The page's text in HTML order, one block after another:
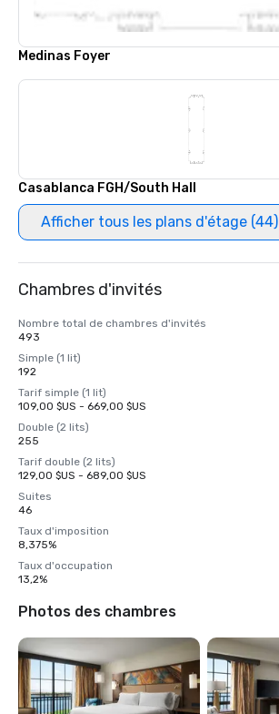
Medinas Foyer
Casablanca FGH/South Hall
Afficher tous les plans d'étage (44)
Chambres d'invités
Nombre total de chambres d'invités
493
Simple (1 lit)
192
Tarif simple (1 lit)
109,00 $US - 669,00 $US
Double (2 lits)
255
Tarif double (2 lits)
129,00 $US - 689,00 $US
Suites
46
Taux d'imposition
8,375%
Taux d'occupation
13,2%
Photos des chambres